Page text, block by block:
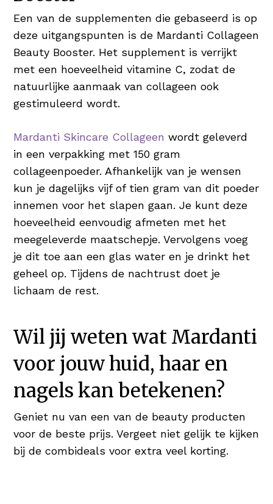
Een van de supplementen die gebaseerd is op
deze uitgangspunten is de Mardanti Collageen
Beauty Booster. Het supplement is verrijkt
met een hoeveelheid vitamine C, zodat de
natuurlijke aanmaak van collageen ook
gestimuleerd wordt.
Mardanti Skincare Collageen wordt geleverd
in een verpakking met 150 gram
collageenpoeder. Afhankelijk van je wensen
kun je dagelijks vijf of tien gram van dit poeder
innemen voor het slapen gaan. Je kunt deze
hoeveelheid eenvoudig afmeten met het
meegeleverde maatschepje. Vervolgens voeg
je dit toe aan een glas water en je drinkt het
geheel op. Tijdens de nachtrust doet je
lichaam de rest.
Wil jij weten wat Mardanti
voor jouw huid, haar en
nagels kan betekenen?
Geniet nu van een van de beauty producten
voor de beste prijs. Vergeet niet gelijk te kijken
bij de combideals voor extra veel korting.